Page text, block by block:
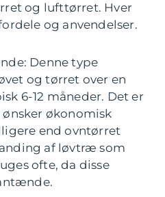
og lufttørret. Hver
og anvendelser.
Denne type
og tørret over en
6-12 måneder. Det er
økonomisk
end ovntørret
af løvtræ som
ofte, da disse